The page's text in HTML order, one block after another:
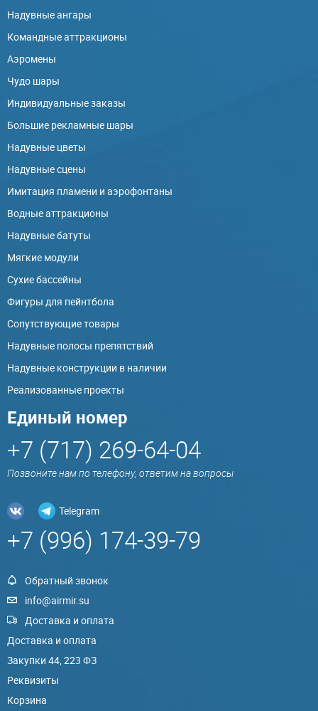
Надувные ангары
Командные аттракционы
Аэромены
Чудо шары
Индивидуальные заказы
Большие рекламные шары
Надувные цветы
Надувные сцены
Имитация пламени и аэрофонтаны
Водные аттракционы
Надувные батуты
Мягкие модули
Сухие бассейны
Фигуры для пейнтбола
Сопутствующие товары
Надувные полосы препятствий
Надувные конструкции в наличии
Реализованные проекты
Единый номер
+7 (717) 269-64-04
Позвоните нам по телефону, ответим на вопросы
Telegram
+7 (996) 174-39-79
Обратный звонок
info@airmir.su
Доставка и оплата
Доставка и оплата
Закупки 44, 223 ФЗ
Реквизиты
Корзина